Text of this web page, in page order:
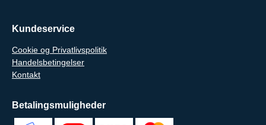
Kundeservice
Cookie og Privatlivspolitik
Handelsbetingelser
Kontakt
Betalingsmuligheder